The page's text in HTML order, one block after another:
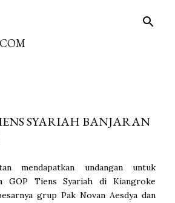
SYARIAH BANJARAN
mendapatkan undangan untuk
GOP Tiens Syariah di Kiangroke
grup Pak Novan Aesdya dan